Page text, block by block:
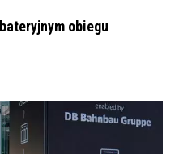
obiegu